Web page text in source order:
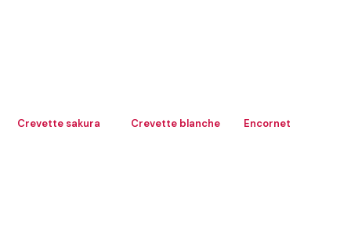
Crevette sakura Crevette blanche Encornet